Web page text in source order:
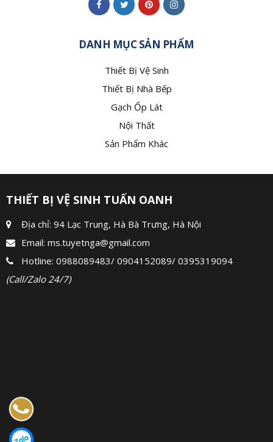
DANH MỤC SẢN PHẨM
Thiết Bị Vệ Sinh
Thiết Bị Nhà Bếp
Gạch Ốp Lát
Nội Thất
Sản Phẩm Khác
THIẾT BỊ VỆ SINH TUẤN OANH
Địa chỉ: 94 Lạc Trung, Hà Bà Trưng, Hà Nội
Email: ms.tuyetnga@gmail.com
Hotline: 0988089483/ 0904152089/ 0395319094
(Call/Zalo 24/7)